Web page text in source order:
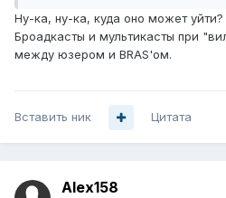
Ну-ка, ну-ка, куда оно может уйти?
Броадкасты и мультикасты при
между юзером и BRAS'ом.
Вставить ник Цитата
Alex158